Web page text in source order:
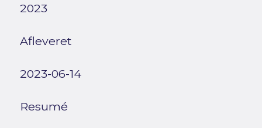
2023
Afleveret
2023-06-14
Resumé